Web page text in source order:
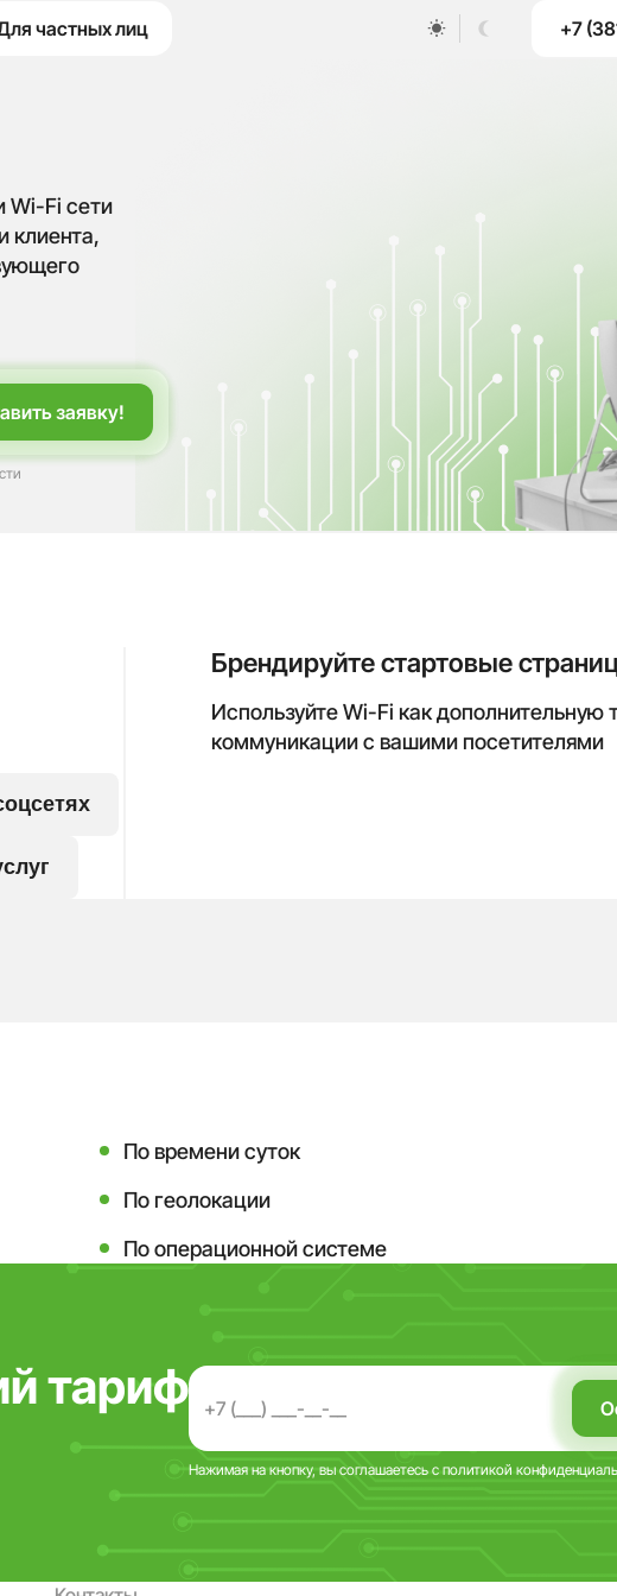
частных лиц +7
Wi-Fi сети
клиента,
Брендируйте стартовые
Используйте Wi-Fi как дополнительную
коммуникации с вашими посетителями
По времени суток
По геолокации
По операционной системе
тариф
Нажимая на кнопку, вы соглашаетесь с политикой